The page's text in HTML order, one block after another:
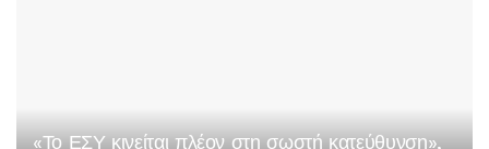
«Το ΕΣΥ κινείται πλέον στη σωστή κατεύθυνση»,